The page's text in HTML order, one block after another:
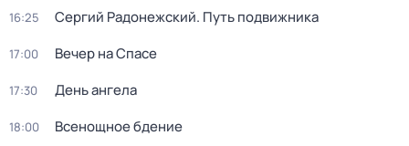
16:25 Сергий Радонежский. Путь подвижника
17:00 Вечер на Спасе
17:30 День ангела
18:00 Всенощное бдение